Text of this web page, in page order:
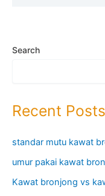
Search
Recent Posts
standar mutu kawat
umur pakai kawat
Kawat bronjong vs